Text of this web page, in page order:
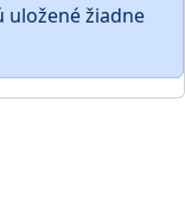
uložené žiadne